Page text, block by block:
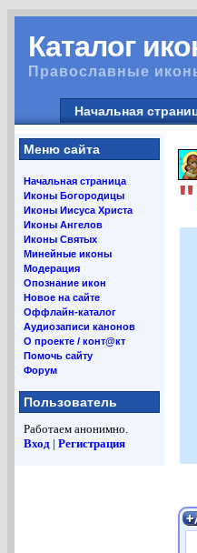
Каталог
Православные
Начальная
Меню сайта
Начальная страница
Иконы Богородицы
Иконы Иисуса Христа
Иконы Ангелов
Иконы Святых
Минейные иконы
Модерация
Опознание икон
Новое на сайте
Оффлайн-каталог
Аудиозаписи канонов
О проекте / конт@кт
Помочь сайту
Форум
Пользователь
Работаем анонимно.
Вход | Регистрация